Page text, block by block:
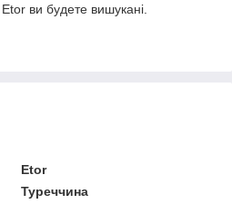
ви будете вишукані.
Etor
Туреччина